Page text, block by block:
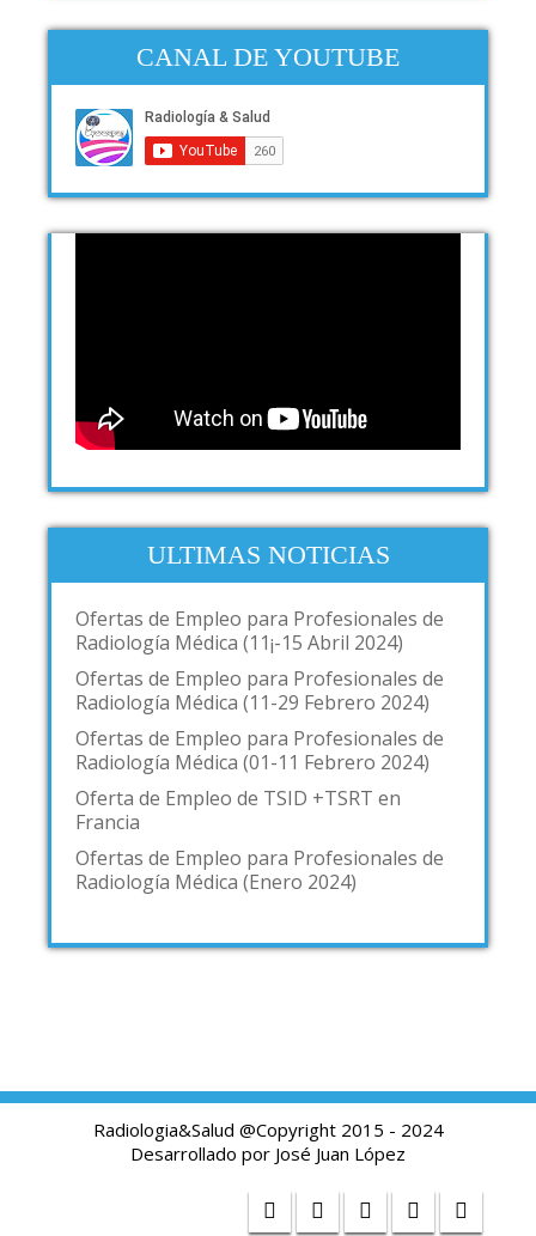
CANAL DE YOUTUBE
ULTIMAS NOTICIAS
Ofertas de Empleo para Profesionales de
Radiología Médica (11¡-15 Abril 2024)
Ofertas de Empleo para Profesionales de
Radiología Médica (11-29 Febrero 2024)
Ofertas de Empleo para Profesionales de
Radiología Médica (01-11 Febrero 2024)
Oferta de Empleo de TSID +TSRT en
Francia
Ofertas de Empleo para Profesionales de
Radiología Médica (Enero 2024)
Radiologia&Salud @Copyright 2015 - 2024
Desarrollado por José Juan López